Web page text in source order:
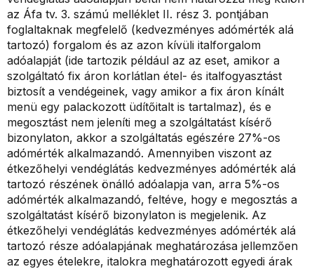
az Áfa tv. 3. számú melléklet II. rész 3. pontjában
foglaltaknak megfelelő (kedvezményes adómérték alá
tartozó) forgalom és az azon kívüli italforgalom
adóalapját (ide tartozik például az az eset, amikor a
szolgáltató fix áron korlátlan étel- és italfogyasztást
biztosít a vendégeinek, vagy amikor a fix áron kínált
menü egy palackozott üdítőitalt is tartalmaz), és e
megosztást nem jeleníti meg a szolgáltatást kísérő
bizonylaton, akkor a szolgáltatás egészére 27%-os
adómérték alkalmazandó. Amennyiben viszont az
étkezőhelyi vendéglátás kedvezményes adómérték alá
tartozó részének önálló adóalapja van, arra 5%-os
adómérték alkalmazandó, feltéve, hogy e megosztás a
szolgáltatást kísérő bizonylaton is megjelenik. Az
étkezőhelyi vendéglátás kedvezményes adómérték alá
tartozó része adóalapjának meghatározása jellemzően
az egyes ételekre, italokra meghatározott egyedi árak